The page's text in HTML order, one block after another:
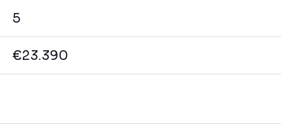
5
€23.390